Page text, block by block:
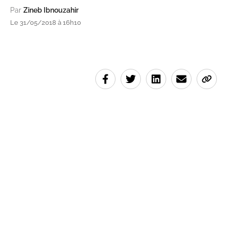
Par Zineb Ibnouzahir
Le 31/05/2018 à 16h10